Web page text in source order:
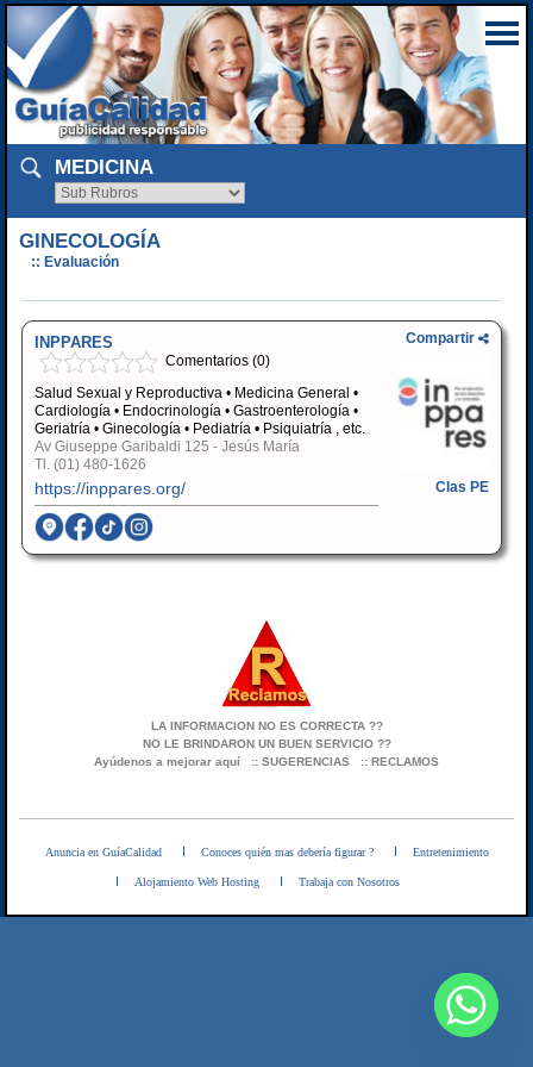
MEDICINA
GINECOLOGÍA
:: Evaluación
Compartir
Clas PE
INPPARES
Comentarios (0)
Salud Sexual y Reproductiva • Medicina General •
Cardiología • Endocrinología • Gastroenterología •
Geriatría • Ginecología • Pediatría • Psiquiatría , etc.
Av Giuseppe Garibaldi 125 - Jesús María
Tl.(01) 480-1626
https://inppares.org/
LA INFORMACION NO ES CORRECTA ??
NO LE BRINDARON UN BUEN SERVICIO ??
Ayúdenos a mejorar aquí :: SUGERENCIAS :: RECLAMOS
Anuncia en GuíaCalidad Conoces quién mas debería figurar ? Entretenimiento
Alojamiento Web Hosting Trabaja con Nosotros